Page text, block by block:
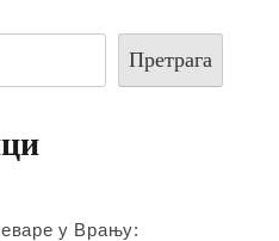
Претрага
у Врању: